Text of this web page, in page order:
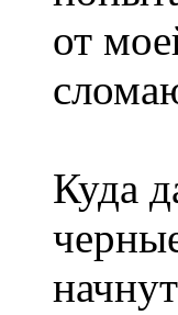
от
Куда